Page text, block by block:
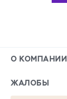
О КОМПАНИИ
ЖАЛОБЫ